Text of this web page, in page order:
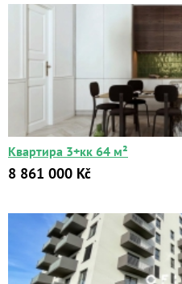
Дома
Новостройки
Коммерческие объекты
Город:
Площадь:
от до
Квартира 3+кк 64 м²
8 861 000 Kč